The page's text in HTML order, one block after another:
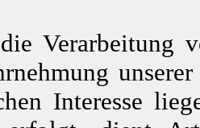
Verarbeitung
Interesse